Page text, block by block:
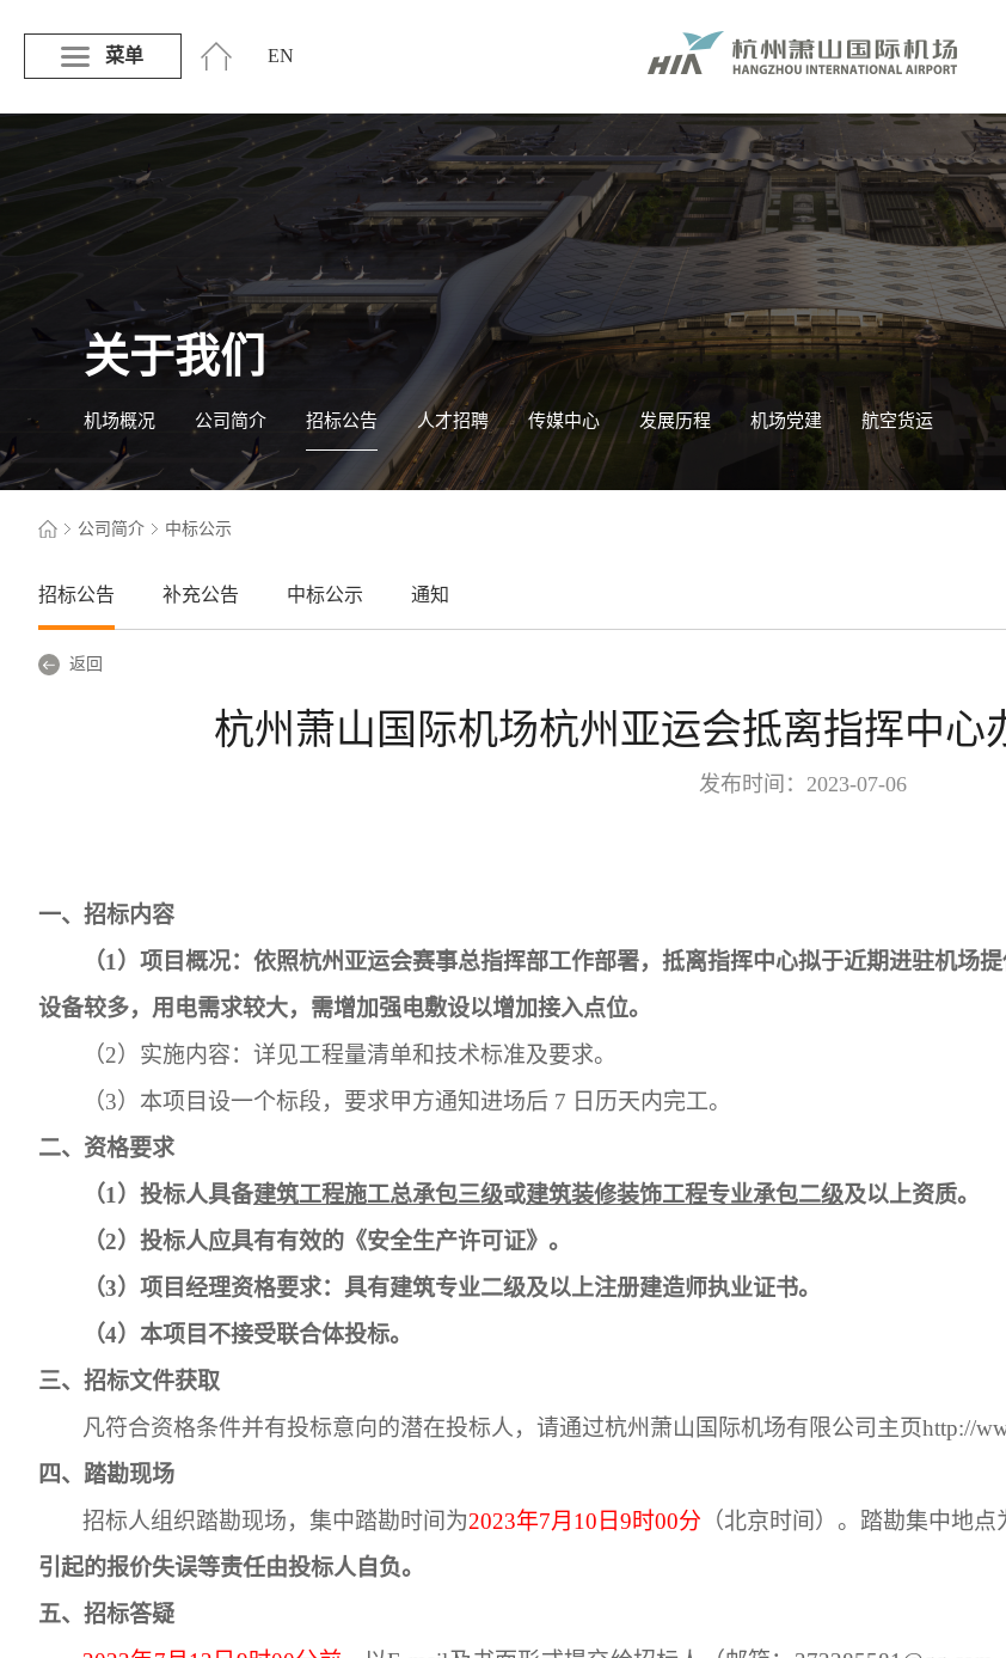
菜单 EN
关于我们
机场概况 公司简介 招标公告 人才招聘 传媒中心 发展历程 机场党建 航空货运
公司简介 中标公示
招标公告 补充公告 中标公示 通知
返回
杭州萧山国际机场杭州亚运会抵离指挥中心
发布时间：2023-07-06
一、招标内容
（1） 项目概况：依照杭州亚运会赛事总指挥部工作部署，抵离指挥中心拟于近期进驻机场
设备较多，用电需求较大，需增加强电敷设以增加接入点位。
（2） 实施内容：详见工程量清单和技术标准及要求。
（3） 本项目设一个标段，要求甲方通知进场后 7 日历天内完工。
二、资格要求
（1） 投标人具备建筑工程施工总承包三级或建筑装修装饰工程专业承包二级及以上资质。
（2） 投标人应具有有效的《安全生产许可证》。
（3） 项目经理资格要求：具有建筑专业二级及以上注册建造师执业证书。
（4） 本项目不接受联合体投标。
三、招标文件获取
凡符合资格条件并有投标意向的潜在投标人，请通过杭州萧山国际机场有限公司主页http://
四、踏勘现场
招标人组织踏勘现场，集中踏勘时间为2023年7月 10 日9时00分 （北京时间）。踏勘集中地点
引起的报价失误等责任由投标人自负。
五、 招标答疑